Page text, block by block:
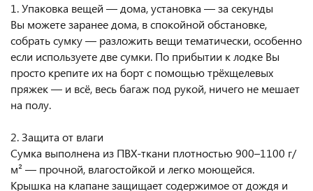
1. Упаковка вещей — дома, установка — за секунды
Вы можете заранее дома, в спокойной обстановке,
собрать сумку — разложить вещи тематически, особенно
если используете две сумки. По прибытии к лодке Вы
просто крепите их на борт с помощью трёхщелевых
пряжек — и всё, весь багаж под рукой, ничего не мешает
на полу.
2. Защита от влаги
Сумка выполнена из ПВХ-ткани плотностью 900–1100 г/
м² — прочной, влагостойкой и легко моющейся.
Крышка на клапане защищает содержимое от дождя и